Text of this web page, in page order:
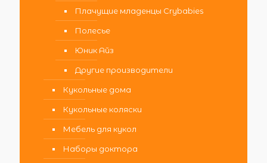
Плачущие младенцы Crybabies
Полесье
Юник Айз
Другие производители
Кукольные дома
Кукольные коляски
Мебель для кукол
Наборы доктора